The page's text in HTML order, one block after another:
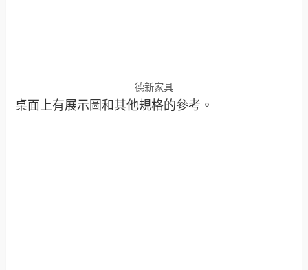
德新家具
桌面上有展示圖和其他規格的參考。